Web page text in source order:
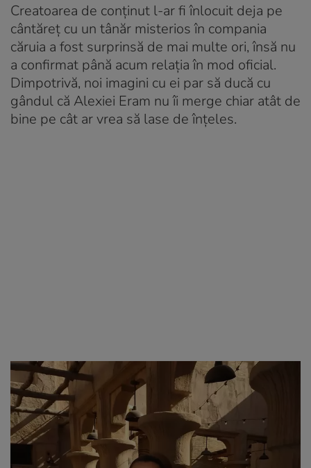
Creatoarea de conținut l-ar fi înlocuit deja pe
cântăreț cu un tânăr misterios în compania
căruia a fost surprinsă de mai multe ori, însă nu
a confirmat până acum relația în mod oficial.
Dimpotrivă, noi imagini cu ei par să ducă cu
gândul că Alexiei Eram nu îi merge chiar atât de
bine pe cât ar vrea să lase de înțeles.